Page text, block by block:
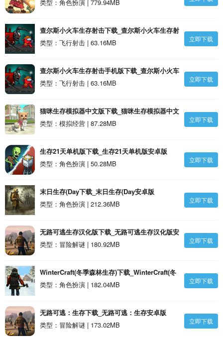
类型：角色扮演 | 779.94MB
查尔斯小火车生存射击下载_查尔斯小火车生存射
击安卓版
类型：飞行射击 | 63.16MB 立即下载
查尔斯小火车生存射击手机版下载_查尔斯小火车
生存射击安卓版
类型：飞行射击 | 63.16MB 立即下载
猫咪生存模拟器中文版下载_猫咪生存模拟器中文
版安卓版
类型：模拟经营 | 87.28MB 立即下载
生存21天单机版下载_生存21天单机版安卓版
类型：角色扮演 | 50.28MB
立即下载
末日生存(Day下载_末日生存(Day安卓版
类型：角色扮演 | 212.36MB
立即下载
无路可逃生存汉化版下载_无路可逃生存汉化版安
卓版
类型：冒险解谜 | 180.92MB 立即下载
WinterCraft(冬季森林生存)下载_WinterCraft(冬
季森林生存)安卓版
类型：角色扮演 | 182.04MB 立即下载
无路可逃：生存下载_无路可逃：生存安卓版
类型：冒险解谜 | 173.02MB
立即下载